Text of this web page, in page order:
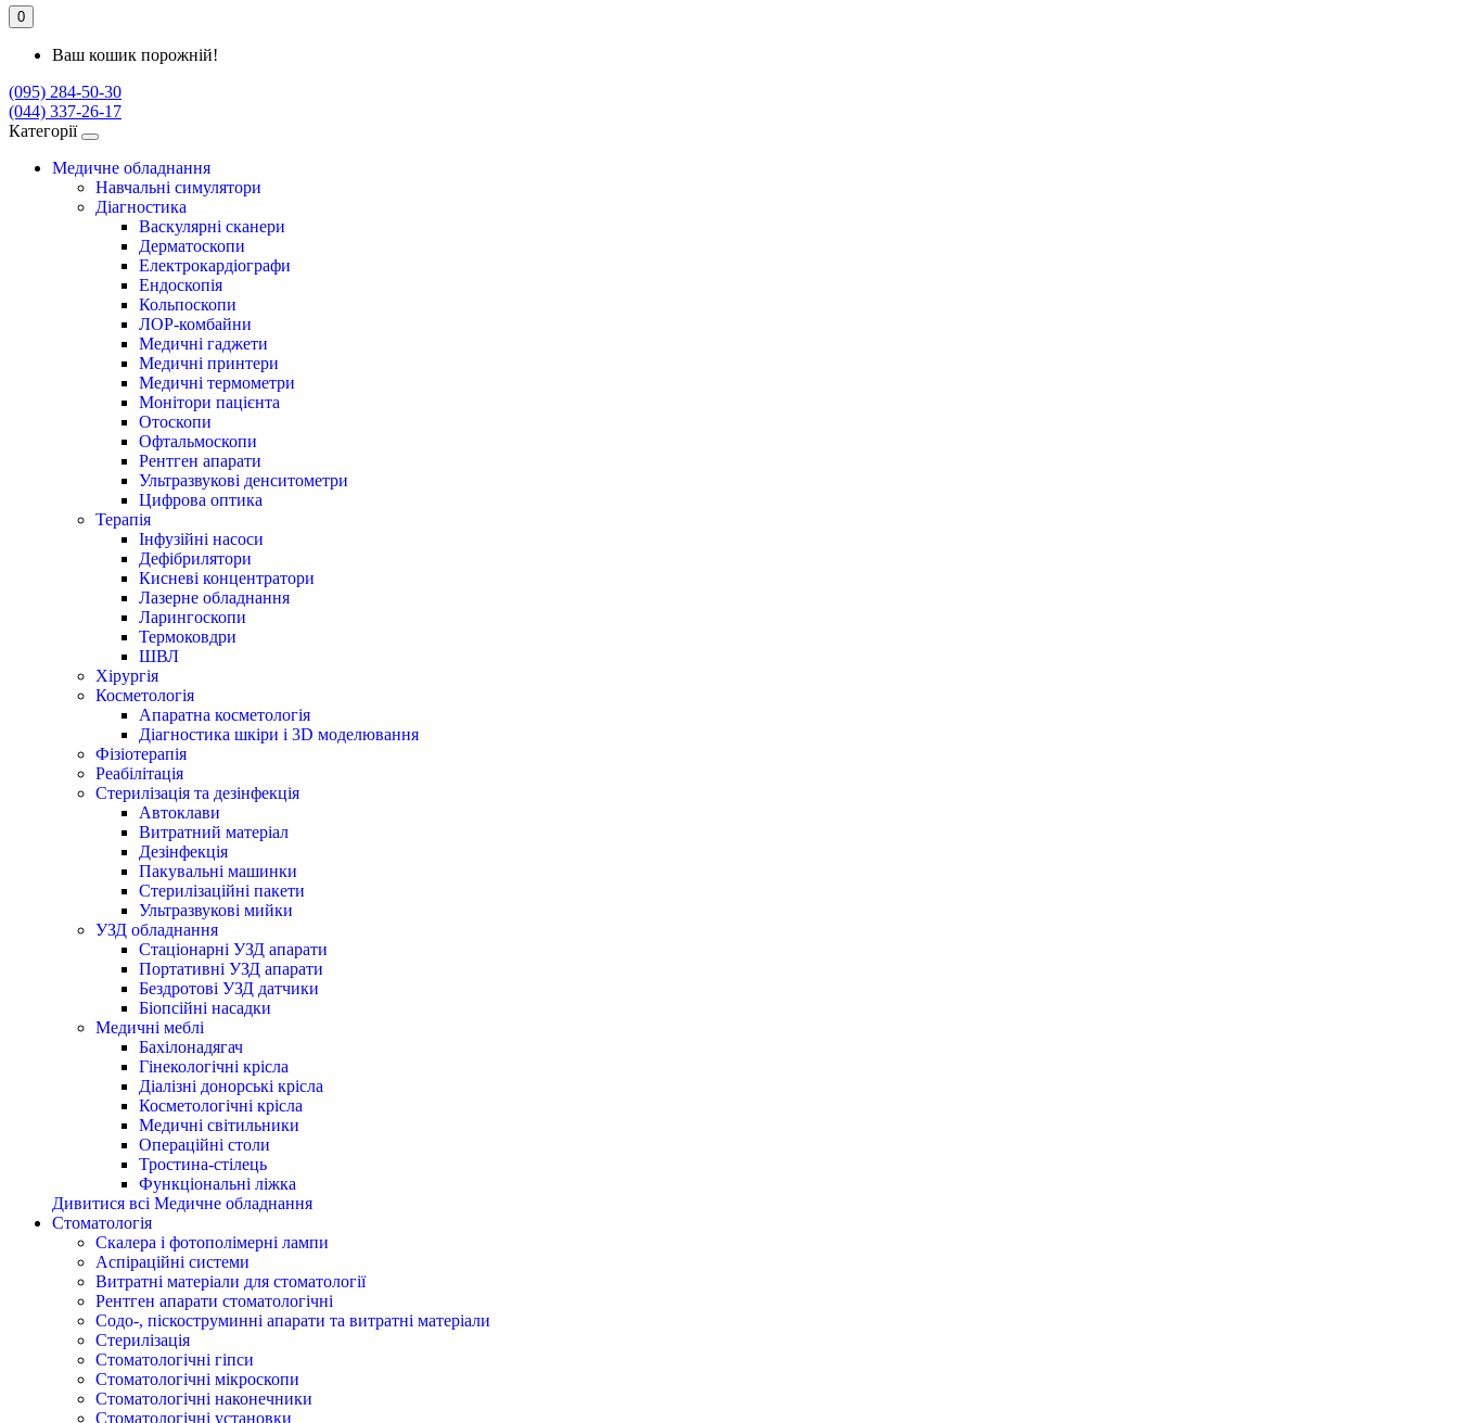
0
Ваш кошик порожній!
(095) 284-50-30
(044) 337-26-17
Категорії
Медичне обладнання
Навчальні симулятори
Діагностика
Васкулярні сканери
Дерматоскопи
Електрокардіографи
Ендоскопія
Кольпоскопи
ЛОР-комбайни
Медичні гаджети
Медичні принтери
Медичні термометри
Монітори пацієнта
Отоскопи
Офтальмоскопи
Рентген апарати
Ультразвукові денситометри
Цифрова оптика
Терапія
Інфузійні насоси
Дефібрилятори
Кисневі концентратори
Лазерне обладнання
Ларингоскопи
Термоковдри
ШВЛ
Хірургія
Косметологія
Апаратна косметологія
Діагностика шкіри і 3D моделювання
Фізіотерапія
Реабілітація
Стерилізація та дезінфекція
Автоклави
Витратний матеріал
Дезінфекція
Пакувальні машинки
Стерилізаційні пакети
Ультразвукові мийки
УЗД обладнання
Стаціонарні УЗД апарати
Портативні УЗД апарати
Бездротові УЗД датчики
Біопсійні насадки
Медичні меблі
Бахілонадягач
Гінекологічні крісла
Діалізні донорські крісла
Косметологічні крісла
Медичні світильники
Операційні столи
Тростина-стілець
Функціональні ліжка
Дивитися всі Медичне обладнання
Стоматологія
Cкалера і фотополімерні лампи
Аспіраційні системи
Витратні матеріали для стоматології
Рентген апарати стоматологічні
Содо-, піскоструминні апарати та витратні матеріали
Стерилізація
Стоматологічні гіпси
Стоматологічні мікроскопи
Стоматологічні наконечники
Стоматологічні установки